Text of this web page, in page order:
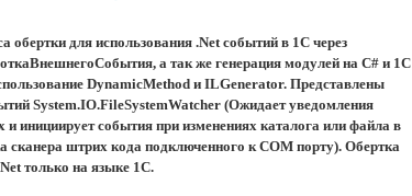
обертки для использования .Net событий в 1С через
а так же генерация модулей на C# и 1С
DynamicMethod и ILGenerator. Представлены
System.IO.FileSystemWatcher (Ожидает уведомления
инициирует события при изменениях каталога или файла в
сканера штрих кода подключенного к COM порту). Обертка
только на языке 1С.